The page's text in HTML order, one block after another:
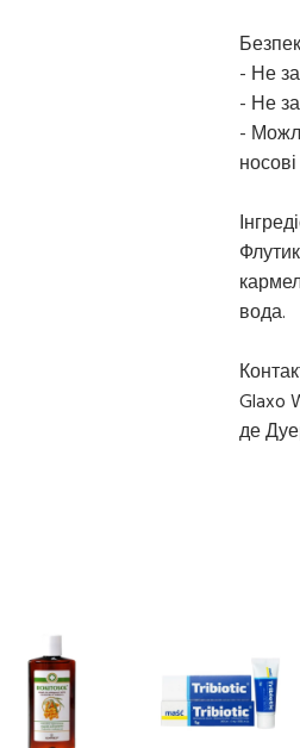
- Не
- Не
-
вода.
Glaxo
де